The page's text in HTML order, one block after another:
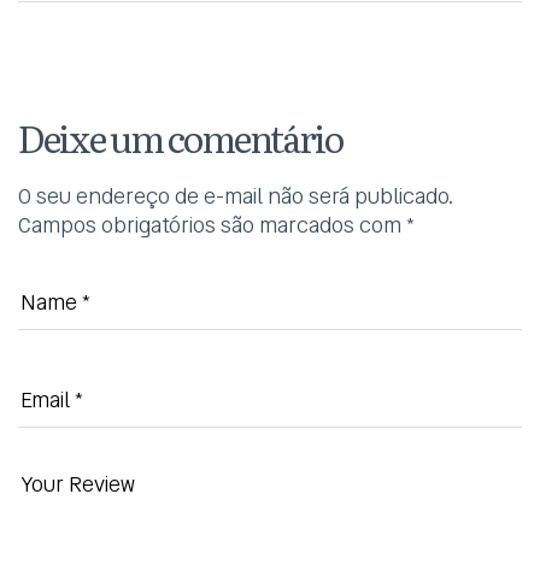
Deixe um comentário
O seu endereço de e-mail não será publicado.
Campos obrigatórios são marcados com *